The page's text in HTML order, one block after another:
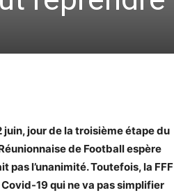
jour de la troisième étape du
de Football espère
pas l’unanimité. Toutefois, la FFF
19 qui ne va pas simplifier